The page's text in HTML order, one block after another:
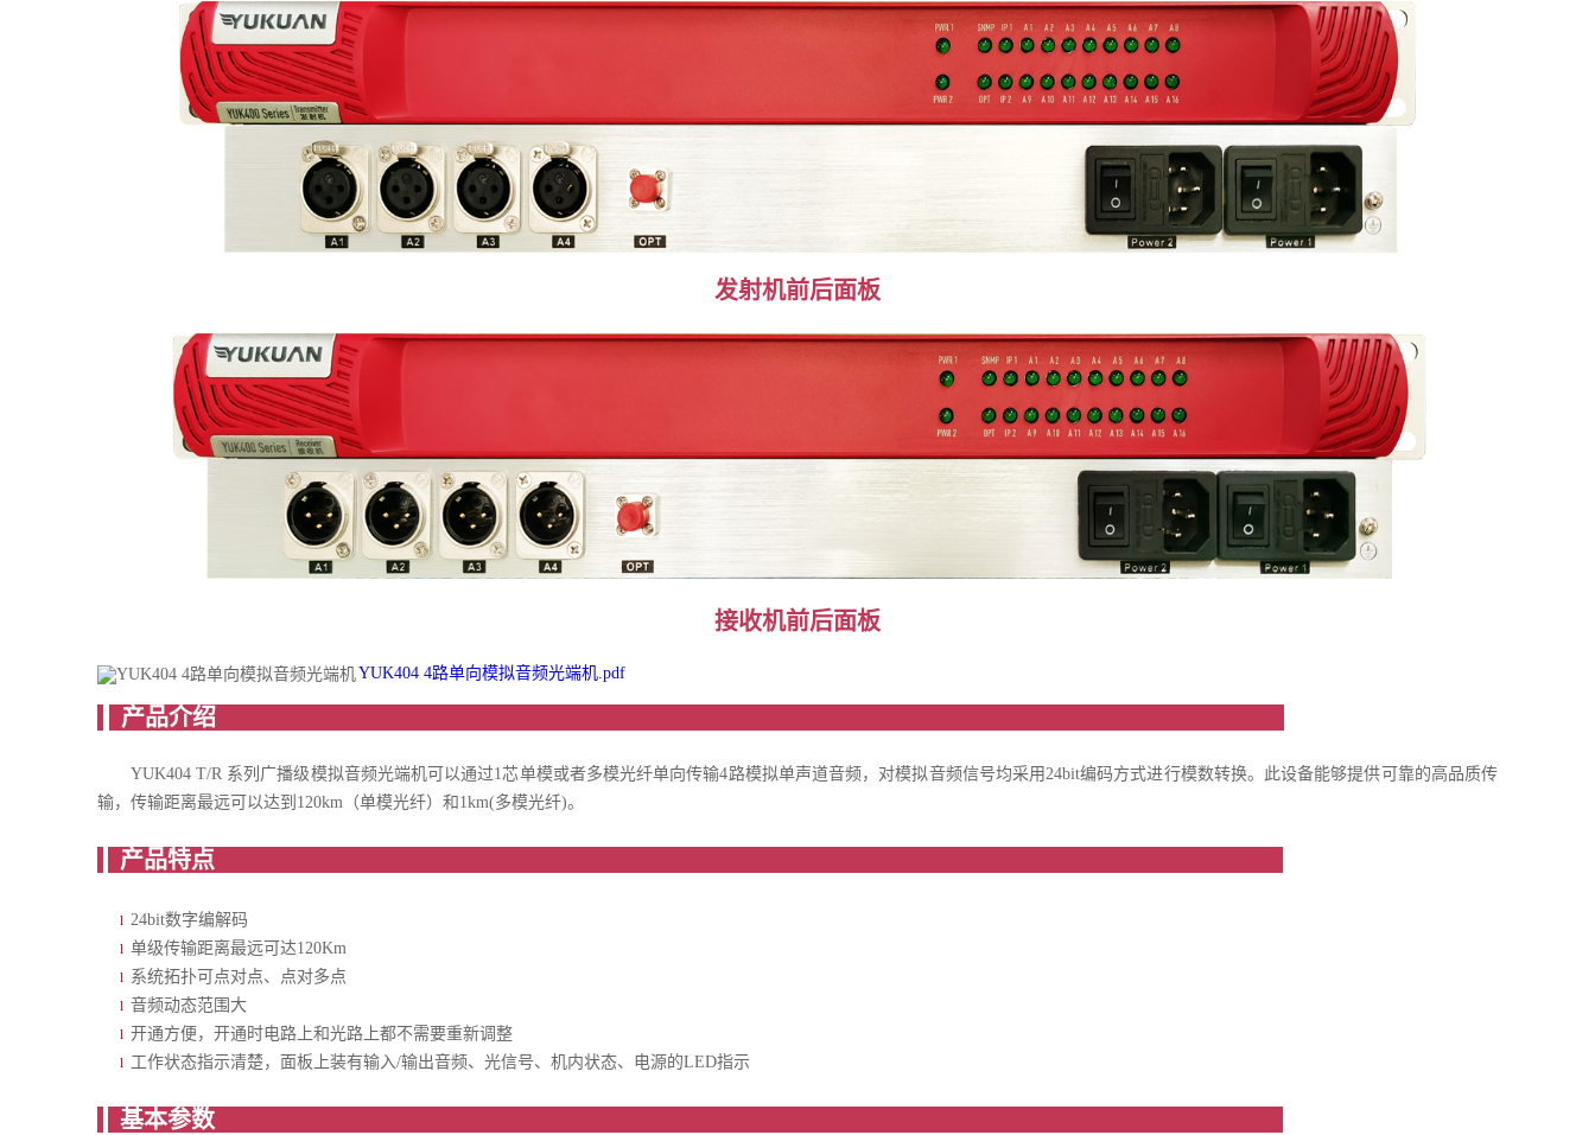
发射机前后面板
接收机前后面板
YUK404 4路单向模拟音频光端机.pdf
产品介绍
YUK404 T/R 系列广播级模拟音频光端机可以通过1芯单模或者多模光纤单向传输4路模拟单声道音频，对模拟音频信号均采用24bit编码方式进行模数转换。此设备能够提供可靠的高品质传
输，传输距离最远可以达到120km（单模光纤）和1km(多模光纤)。
产品特点
l 24bit数字编解码
l 单级传输距离最远可达120Km
l 系统拓扑可点对点、点对多点
l 音频动态范围大
l 开通方便，开通时电路上和光路上都不需要重新调整
l 工作状态指示清楚，面板上装有输入/输出音频、光信号、机内状态、电源的LED指示
基本参数